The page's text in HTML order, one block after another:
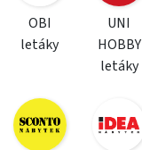
OBI
letáky
UNI
HOBBY
letáky